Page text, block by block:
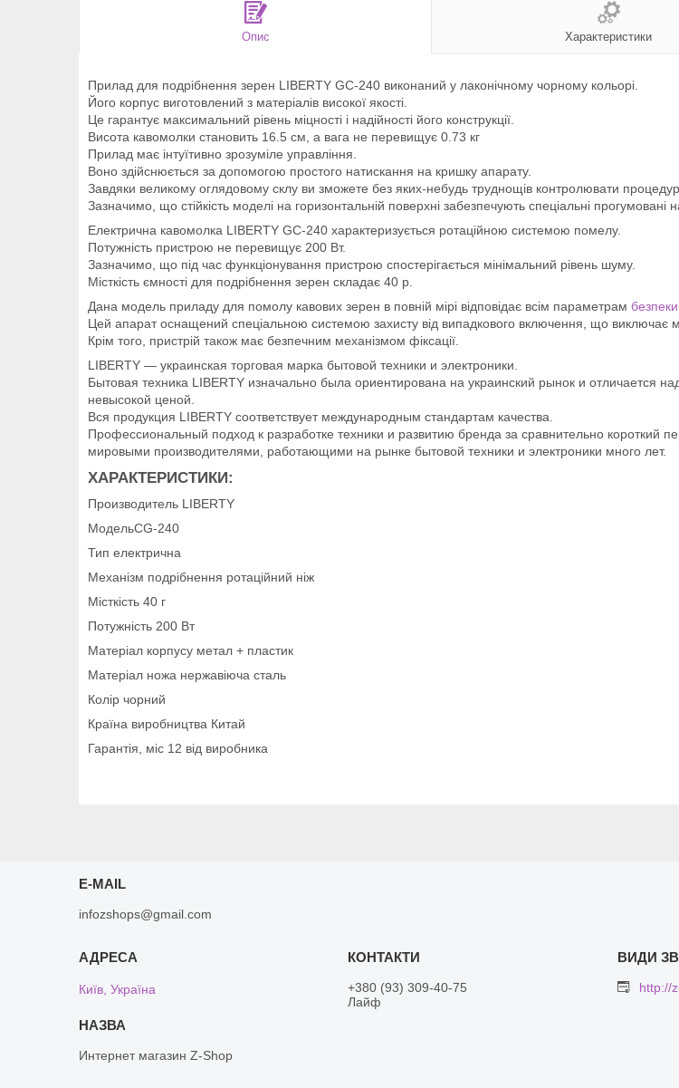
Опис Характеристики
Прилад для подрібнення зерен LIBERTY GC-240 виконаний у лаконічному чорному кольорі.
Його корпус виготовлений з матеріалів високої якості.
Це гарантує максимальний рівень міцності і надійності його конструкції.
Висота кавомолки становить 16.5 см, а вага не перевищує 0.73 кг
Прилад має інтуїтивно зрозуміле управління.
Воно здійснюється за допомогою простого натискання на кришку апарату.
Завдяки великому оглядовому склу ви зможете без яких-небудь труднощів контролювати
Зазначимо, що стійкість моделі на горизонтальній поверхні забезпечують спеціальні прогумовані
Електрична кавомолка LIBERTY GC-240 характеризується ротаційною системою помелу.
Потужність пристрою не перевищує 200 Вт.
Зазначимо, що під час функціонування пристрою спостерігається мінімальний рівень шуму.
Місткість ємності для подрібнення зерен складає 40 р.
Дана модель приладу для помолу кавових зерен в повній мірі відповідає всім параметрам безпеки
Цей апарат оснащений спеціальною системою захисту від випадкового включення, що виключає
Крім того, пристрій також має безпечним механізмом фіксації.
LIBERTY — украинская торговая марка бытовой техники и электроники.
Бытовая техника LIBERTY изначально была ориентирована на украинский рынок и отличается
невысокой ценой.
Вся продукция LIBERTY соответствует международным стандартам качества.
Профессиональный подход к разработке техники и развитию бренда за сравнительно
мировыми производителями, работающими на рынке бытовой техники и электроники много лет.
ХАРАКТЕРИСТИКИ:
Производитель LIBERTY
МодельCG-240
Тип електрична
Механізм подрібнення ротаційний ніж
Місткість 40 г
Потужність 200 Вт
Матеріал корпусу метал + пластик
Матеріал ножа нержавіюча сталь
Колір чорний
Країна виробництва Китай
Гарантія, міс 12 від виробника
E-MAIL
infozshops@gmail.com
Київ, Україна
Интернет магазин Z-Shop
+380 (93) 309-40-75
Лайф
http://